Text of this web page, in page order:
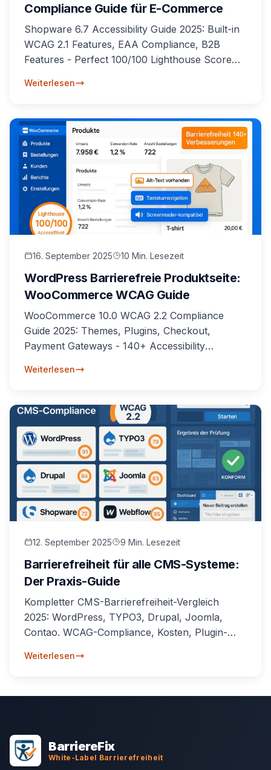
Compliance Guide für E-Commerce
Shopware 6.7 Accessibility Guide 2025: Built-in
WCAG 2.1 Features, EAA Compliance, B2B
Features - Perfect 100/100 Lighthouse Score
Weiterlesen
16. September 2025 10 Min. Lesezeit
WordPress Barrierefreie Produktseite:
WooCommerce WCAG Guide
WooCommerce 10.0 WCAG 2.2 Compliance
Guide 2025: Themes, Plugins, Checkout,
Payment Gateways - 140+ Accessibility
Weiterlesen
12. September 2025 9 Min. Lesezeit
Barrierefreiheit für alle CMS-Systeme:
Der Praxis-Guide
Kompletter CMS-Barrierefreiheit-Vergleich
2025: WordPress, TYPO3, Drupal, Joomla,
Contao. WCAG-Compliance, Kosten, Plugin-
Unternehmen.
Weiterlesen
BarriereFix
White-Label Barrierefreiheit